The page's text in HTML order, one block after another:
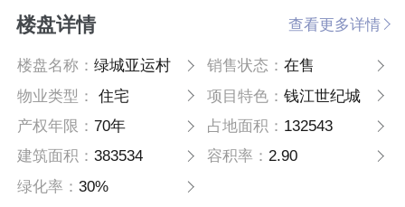
楼盘详情 查看更多详情
楼盘名称：绿城亚运村 销售状态： 在售
物业类型：
住宅 项目特色： 钱江世纪城
产权年限：70年 占地面积： 132543
建筑面积：383534 容积率： 2.90
绿化率：30%